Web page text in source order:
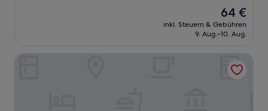
Bewertung)
Der
Preis
beträgt
64 €
inkl. Steuern & Gebühren
9. Aug.–10. Aug.